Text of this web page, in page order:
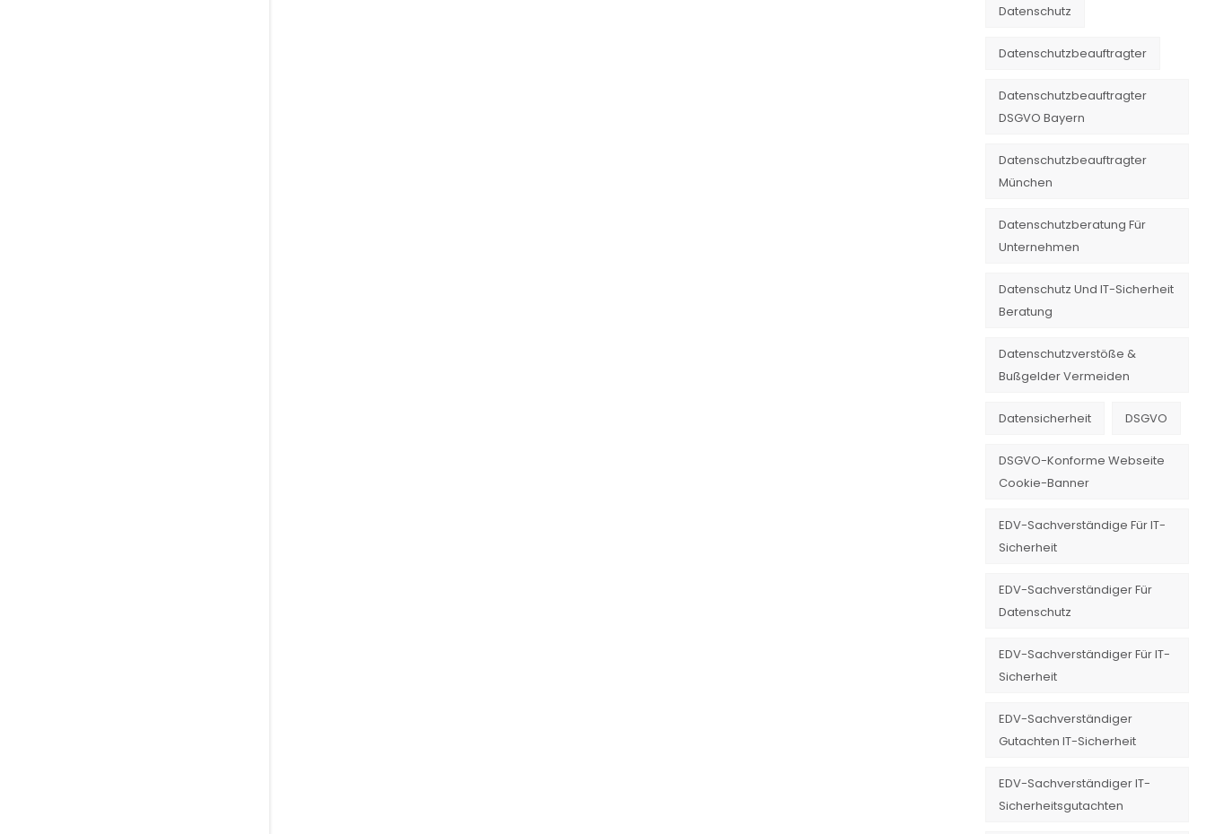
Datenschutz
Datenschutzbeauftragter
Datenschutzbeauftragter
DSGVO Bayern
Datenschutzbeauftragter
München
Datenschutzberatung Für
Unternehmen
Datenschutz Und IT-Sicherheit
Beratung
Datenschutzverstöße &
Bußgelder Vermeiden
Datensicherheit DSGVO
DSGVO-Konforme Webseite
Cookie-Banner
EDV-Sachverständige Für IT-
Sicherheit
EDV-Sachverständiger Für
Datenschutz
EDV-Sachverständiger Für IT-
Sicherheit
EDV-Sachverständiger
Gutachten IT-Sicherheit
EDV-Sachverständiger IT-
Sicherheitsgutachten